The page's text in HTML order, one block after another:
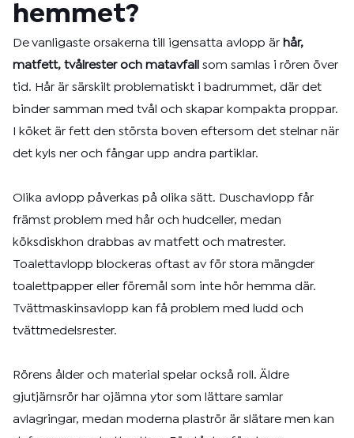
hemmet?
De vanligaste orsakerna till igensatta avlopp är hår,
matfett, tvålrester och matavfall som samlas i rören över
tid. Hår är särskilt problematiskt i badrummet, där det
binder samman med tvål och skapar kompakta proppar.
I köket är fett den största boven eftersom det stelnar när
det kyls ner och fångar upp andra partiklar.
Olika avlopp påverkas på olika sätt. Duschavlopp får
främst problem med hår och hudceller, medan
köksdiskhon drabbas av matfett och matrester.
Toalettavlopp blockeras oftast av för stora mängder
toalettpapper eller föremål som inte hör hemma där.
Tvättmaskinsavlopp kan få problem med ludd och
tvättmedelsrester.
Rörens ålder och material spelar också roll. Äldre
gjutjärnsrör har ojämna ytor som lättare samlar
avlagringar, medan moderna plaströr är slätare men kan